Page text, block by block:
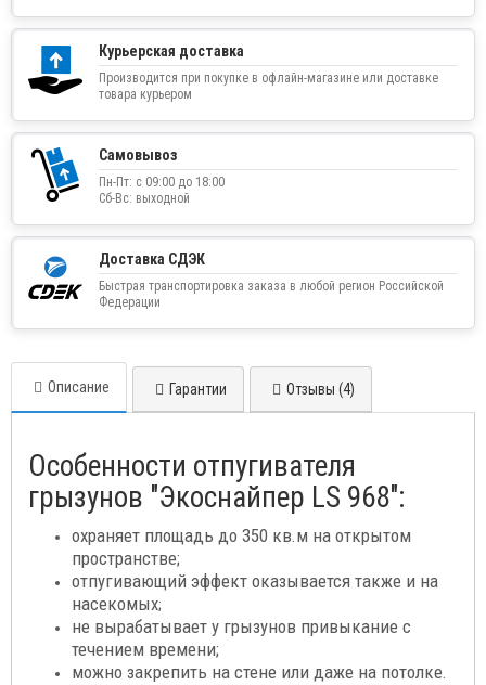
Курьерская доставка
Производится при покупке в офлайн-магазине или доставке
товара курьером
Самовывоз
Пн-Пт: с 09:00 до 18:00
Сб-Вс: выходной
Доставка СДЭК
Быстрая транспортировка заказа в любой регион Российской
Федерации
Описание Гарантии Отзывы (4)
Особенности отпугивателя
грызунов "Экоснайпер LS 968":
охраняет площадь до 350 кв.м на открытом
пространстве;
отпугивающий эффект оказывается также и на
насекомых;
не вырабатывает у грызунов привыкание с
течением времени;
можно закрепить на стене или даже на потолке.